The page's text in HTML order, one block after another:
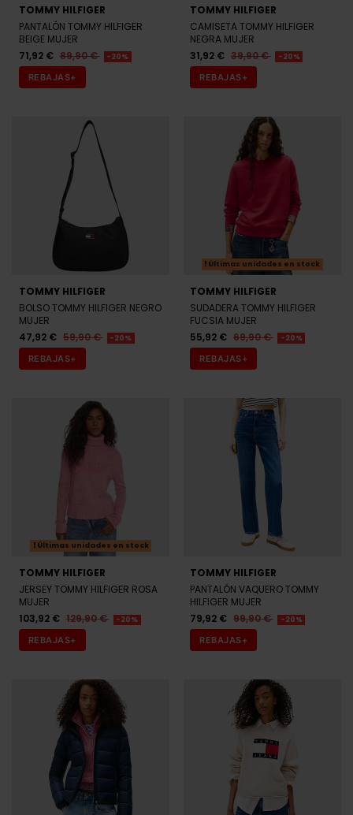
BEIGE MUJER
71,92 € 89,90 € -20%
REBAJAS+
NEGRA MUJER
31,92 € 39,90 € -20%
REBAJAS+
TOMMY HILFIGER
MUJER
47,92 € 59,90 € -20%
REBAJAS+
Últimas unidades en stock
TOMMY HILFIGER
FUCSIA MUJER
55,92 € 69,90 € -20%
REBAJAS+
Últimas unidades en stock
TOMMY HILFIGER
MUJER
103,92 €
129,90 € -20%
REBAJAS+
TOMMY HILFIGER
HILFIGER MUJER
79,92 € 99,90 € -20%
REBAJAS+
Últimas unidades en stock